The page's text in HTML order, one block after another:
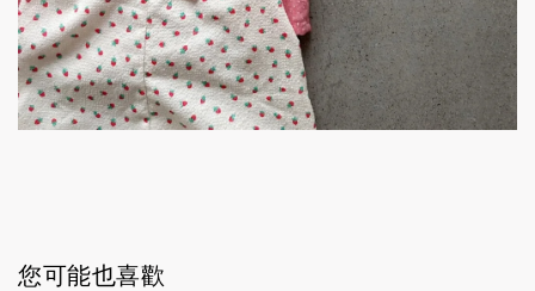
您可能也喜歡